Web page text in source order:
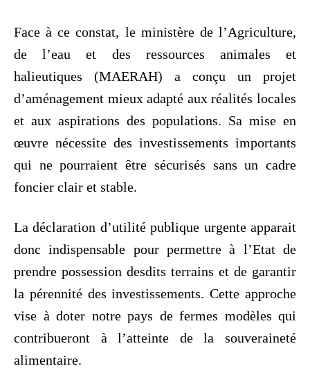
Face à ce constat, le ministère de l’Agriculture,
de l’eau et des ressources animales et
halieutiques (MAERAH) a conçu un projet
d’aménagement mieux adapté aux réalités locales
et aux aspirations des populations. Sa mise en
œuvre nécessite des investissements importants
qui ne pourraient être sécurisés sans un cadre
foncier clair et stable.
La déclaration d’utilité publique urgente apparait
donc indispensable pour permettre à l’Etat de
prendre possession desdits terrains et de garantir
la pérennité des investissements. Cette approche
vise à doter notre pays de fermes modèles qui
contribueront à l’atteinte de la souveraineté
alimentaire.